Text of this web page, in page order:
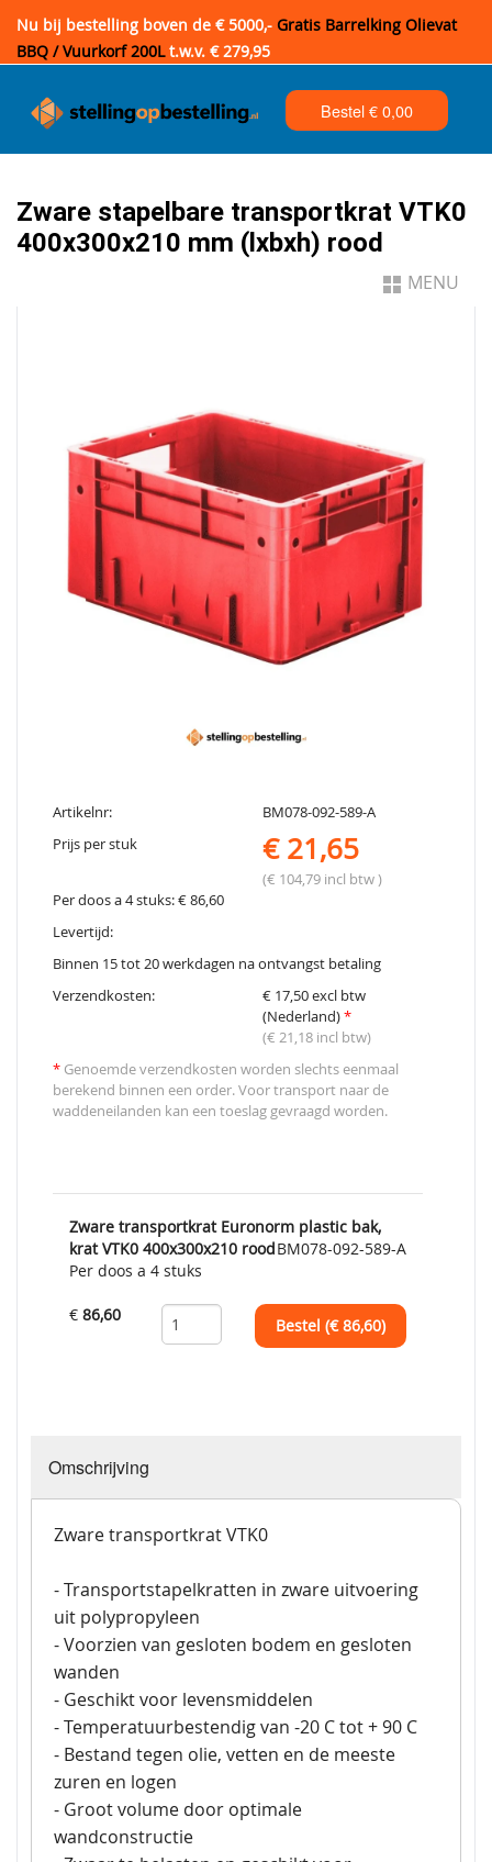
Nu bij bestelling boven de € 5000,- Gratis Barrelking Olievat
BBQ / Vuurkorf 200Lt.w.v. € 279,95
Bestel €0,00
Zware stapelbare transportkrat VTK0
400x300x210 mm (lxbxh) rood
MENU
Artikelnr:
BM078-092-589-A
Prijs per stuk
€ 21,65
(€ 104,79 incl btw )
Per doos a 4 stuks: € 86,60
Levertijd:
Binnen 15 tot 20 werkdagen na ontvangst betaling
Verzendkosten:
€ 17,50 excl btw
(Nederland)*
(€ 21,18 incl btw)
* Genoemde verzendkosten worden slechts eenmaal
berekend binnen een order. Voor transport naar de
waddeneilanden kan een toeslag gevraagd worden.
Zware transportkrat Euronorm plastic bak,
krat VTK0 400x300x210 rood BM078-092-589-A
Per doos a 4 stuks
€ 86,60
Bestel (€86,60)
Omschrijving
Zware transportkrat VTK0
- Transportstapelkratten in zware uitvoering
uit polypropyleen
- Voorzien van gesloten bodem en gesloten
wanden
- Geschikt voor levensmiddelen
- Temperatuurbestendig van -20 C tot + 90 C
- Bestand tegen olie, vetten en de meeste
zuren en logen
- Groot volume door optimale
wandconstructie